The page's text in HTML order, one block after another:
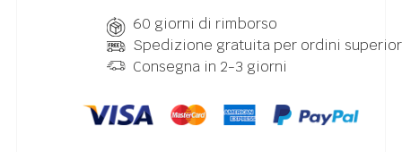
60 giorni di rimborso
Spedizione gratuita per ordini
Consegna in 2-3 giorni